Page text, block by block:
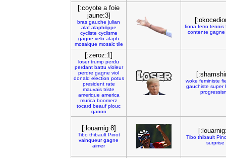
[:coyote a foie
jaune:3]
bras gauche julian
alaf alaphilippe
cycliste cyclisme
gagne velo alaph
mosaique mosaic tile
fiona ferro tennis
contente gagne
[:zeroz:1]
loser trump perdu
perdant battu violeur
perdre gagne viol
donald election potus
president rate
mauvais triste
amerique america
murica boomerz
tocard beauf plouc
qanon
woke feministe
gauchiste super
[:louarnig:8]
Tibo thibault Pinot
vainqueur gagne
aimer
Tibo thibault
surprise